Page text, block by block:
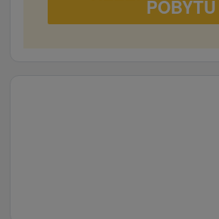
stojanom na sušenie prádla,
POBYTU